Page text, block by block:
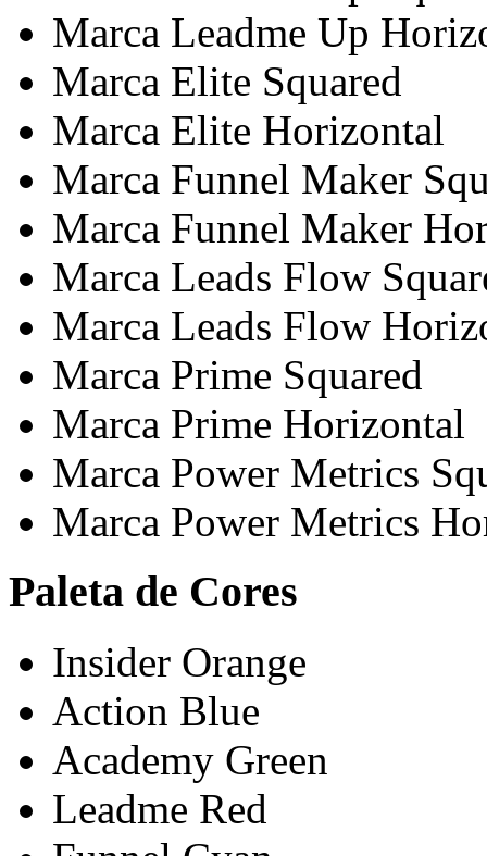
Marca Leadme Up
Marca Elite Squared
Marca Elite Horizontal
Marca Funnel Maker
Marca Funnel Maker
Marca Leads Flow
Marca Leads Flow
Marca Prime Squared
Marca Prime Horizontal
Marca Power Metrics
Marca Power Metrics
Paleta de Cores
Insider Orange
Action Blue
Academy Green
Leadme Red